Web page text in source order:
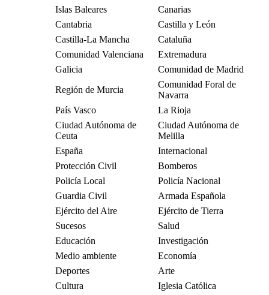
Islas Baleares
Canarias
Cantabria
Castilla y León
Castilla-La Mancha
Cataluña
Comunidad Valenciana
Extremadura
Galicia
Comunidad de Madrid
Región de Murcia
Comunidad Foral de
Navarra
País Vasco
La Rioja
Ciudad Autónoma de
Ceuta
Ciudad Autónoma de
Melilla
España
Internacional
Protección Civil
Bomberos
Policía Local
Policía Nacional
Guardia Civil
Armada Española
Ejército del Aire
Ejército de Tierra
Sucesos
Salud
Educación
Investigación
Medio ambiente
Economía
Deportes
Arte
Cultura
Iglesia Católica